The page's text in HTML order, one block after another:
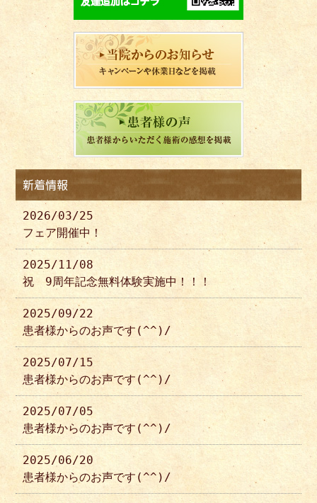
新着情報
2026/03/25
フェア開催中！
2025/11/08
祝 9周年記念無料体験実施中！！！
2025/09/22
患者様からのお声です(^^)/
2025/07/15
患者様からのお声です(^^)/
2025/07/05
患者様からのお声です(^^)/
2025/06/20
患者様からのお声です(^^)/